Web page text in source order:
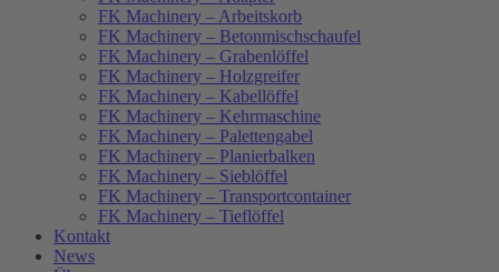
FK Machinery – Arbeitskorb
FK Machinery – Betonmischschaufel
FK Machinery – Grabenlöffel
FK Machinery – Holzgreifer
FK Machinery – Kabellöffel
FK Machinery – Kehrmaschine
FK Machinery – Palettengabel
FK Machinery – Planierbalken
FK Machinery – Sieblöffel
FK Machinery – Transportcontainer
FK Machinery – Tieflöffel
Kontakt
News